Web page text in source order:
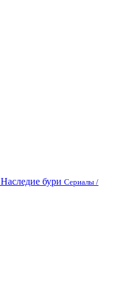
Наследие бури Сериалы /